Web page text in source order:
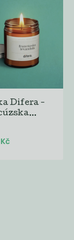
Difera -
Kč